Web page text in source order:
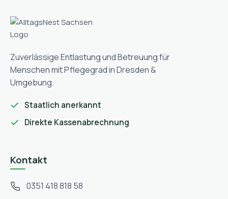
Zuverlässige Entlastung und Betreuung für
Menschen mit Pflegegrad in Dresden &
Umgebung.
Staatlich anerkannt
Direkte Kassenabrechnung
Kontakt
0351 418 818 58